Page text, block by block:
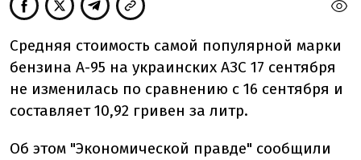
Средняя стоимость самой популярной марки
бензина А-95 на украинских АЗС 17 сентября
не изменилась по сравнению с 16 сентября и
составляет 10,92 гривен за литр.
Об этом "Экономической правде" сообщили